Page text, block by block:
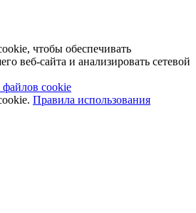
чтобы обеспечивать
веб-сайта и анализировать сетевой
файлов cookie
Правила использования